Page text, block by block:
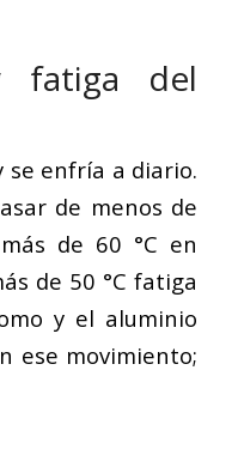
fatiga del
se enfría a diario.
de menos de
de 60 °C en
de 50 °C fatiga
y el aluminio
ese movimiento;